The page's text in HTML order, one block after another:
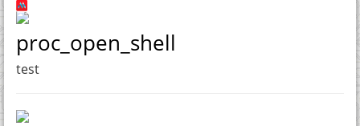
proc_open_shell
test